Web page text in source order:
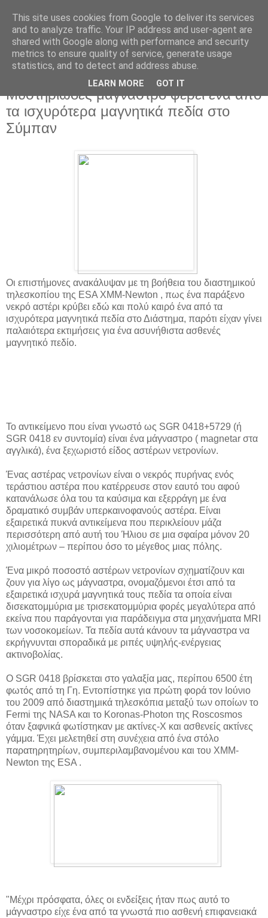
Μυστηριώδες μάγναστρο φέρει ένα από
τα ισχυρότερα μαγνητικά πεδία στο
Σύμπαν
Οι επιστήμονες ανακάλυψαν με τη βοήθεια του διαστημικού
τηλεσκοπίου της ESA XMM-Newton , πως ένα παράξενο
νεκρό αστέρι κρύβει εδώ και πολύ καιρό ένα από τα
ισχυρότερα μαγνητικά πεδία στο Διάστημα, παρότι είχαν γίνει
παλαιότερα εκτιμήσεις για ένα ασυνήθιστα ασθενές
μαγνητικό πεδίο.
Το αντικείμενο που είναι γνωστό ως SGR 0418+5729 (ή
SGR 0418 εν συντομία) είναι ένα μάγναστρο ( magnetar στα
αγγλικά), ένα ξεχωριστό είδος αστέρων νετρονίων.
Ένας αστέρας νετρονίων είναι ο νεκρός πυρήνας ενός
τεράστιου αστέρα που κατέρρευσε στον εαυτό του αφού
κατανάλωσε όλα του τα καύσιμα και εξερράγη με ένα
δραματικό συμβάν υπερκαινοφανούς αστέρα. Είναι
εξαιρετικά πυκνά αντικείμενα που περικλείουν μάζα
περισσότερη από αυτή του Ήλιου σε μια σφαίρα μόνον 20
χιλιομέτρων – περίπου όσο το μέγεθος μιας πόλης.
Ένα μικρό ποσοστό αστέρων νετρονίων σχηματίζουν και
ζουν για λίγο ως μάγναστρα, ονομαζόμενοι έτσι από τα
εξαιρετικά ισχυρά μαγνητικά τους πεδία τα οποία είναι
δισεκατομμύρια με τρισεκατομμύρια φορές μεγαλύτερα από
εκείνα που παράγονται για παράδειγμα στα μηχανήματα MRI
των νοσοκομείων. Τα πεδία αυτά κάνουν τα μάγναστρα να
εκρήγνυνται σποραδικά με ριπές υψηλής-ενέργειας
ακτινοβολίας.
Ο SGR 0418 βρίσκεται στο γαλαξία μας, περίπου 6500 έτη
φωτός από τη Γη. Εντοπίστηκε για πρώτη φορά τον Ιούνιο
του 2009 από διαστημικά τηλεσκόπια μεταξύ των οποίων το
Fermi της NASA και το Koronas-Photon της Roscosmos
όταν ξαφνικά φωτίστηκαν με ακτίνες-Χ και ασθενείς ακτίνες
γάμμα. Έχει μελετηθεί στη συνέχεια από ένα στόλο
παρατηρητηρίων, συμπεριλαμβανομένου και του XMM-
Newton της ESA .
"Μέχρι πρόσφατα, όλες οι ενδείξεις ήταν πως αυτό το
μάγναστρο είχε ένα από τα γνωστά πιο ασθενή επιφανειακά
This site uses cookies from Google to deliver its services
and to analyze traffic. Your IP address and user-agent are
shared with Google along with performance and security
metrics to ensure quality of service, generate usage
statistics, and to detect and address abuse.
LEARN MORE GOT IT